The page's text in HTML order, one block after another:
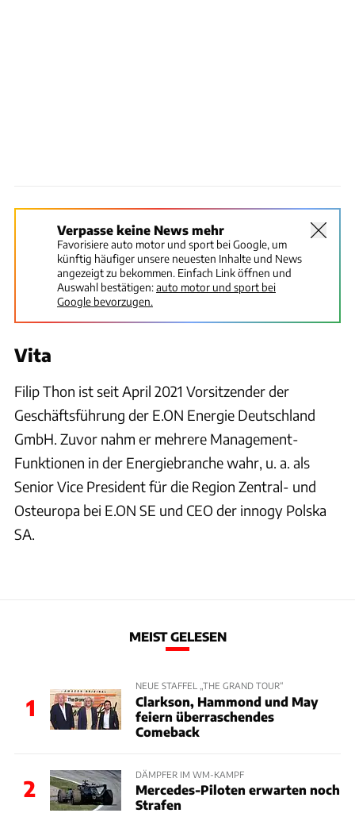
Verpasse keine News mehr
Favorisiere auto motor und sport bei Google, um
künftig häufiger unsere neuesten Inhalte und News
angezeigt zu bekommen. Einfach Link öffnen und
Auswahl bestätigen:auto motor und sport bei
Google bevorzugen.
Vita
Filip Thon ist seit April 2021 Vorsitzender der
Geschäftsführung der E.ON Energie Deutschland
GmbH. Zuvor nahm er mehrere Management-
Funktionen in der Energiebranche wahr, u. a. als
Senior Vice President für die Region Zentral- und
Osteuropa bei E.ON SE und CEO der innogy Polska
SA.
MEIST GELESEN
1
NEUE STAFFEL „THE GRAND TOUR“
Clarkson, Hammond und May
feiern überraschendes
Comeback
2
DÄMPFER IM WM-KAMPF
Mercedes-Piloten erwarten noch
Strafen